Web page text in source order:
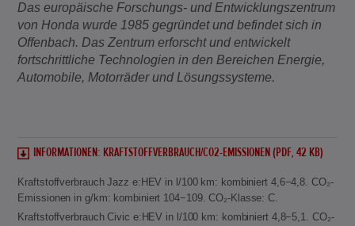
Das europäische Forschungs- und Entwicklungszentrum
von Honda wurde 1985 gegründet und befindet sich in
Offenbach. Das Zentrum erforscht und entwickelt
fortschrittliche Technologien in den Bereichen Energie,
Automobile, Motorräder und Lösungssysteme.
INFORMATIONEN: KRAFTSTOFFVERBRAUCH/CO2-EMISSIONEN (PDF, 42 KB)
Kraftstoffverbrauch Jazz e:HEV in l/100 km: kombiniert 4,6−4,8. CO₂-
Emissionen in g/km: kombiniert 104−109. CO₂-Klasse: C.
Kraftstoffverbrauch Civic e:HEV in l/100 km: kombiniert 4,8−5,1. CO₂-